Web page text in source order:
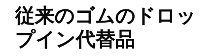
従来のゴムのドロッ
プイン代替品